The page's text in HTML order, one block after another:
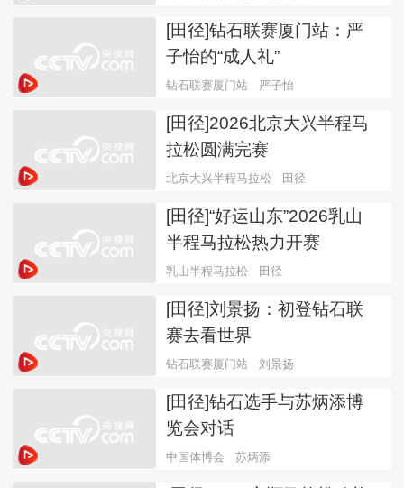
[田径]钻石联赛厦门站：严
子怡的“成人礼”
钻石联赛厦门站 严子怡
[田径]2026北京大兴半程马
拉松圆满完赛
北京大兴半程马拉松 田径
[田径]“好运山东”2026乳山
半程马拉松热力开赛
乳山半程马拉松 田径
[田径]刘景扬：初登钻石联
赛去看世界
钻石联赛厦门站 刘景扬
[田径]钻石选手与苏炳添博
览会对话
中国体博会 苏炳添